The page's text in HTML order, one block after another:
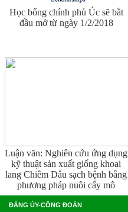
Học bổng chính phủ Úc sẽ bắt
đầu mở từ ngày 1/2/2018
Luận văn: Nghiên cứu ứng dụng
kỹ thuật sản xuất giống khoai
lang Chiêm Dâu sạch bệnh bằng
phương pháp nuôi cấy mô
ĐẢNG ỦY-CÔNG ĐOÀN